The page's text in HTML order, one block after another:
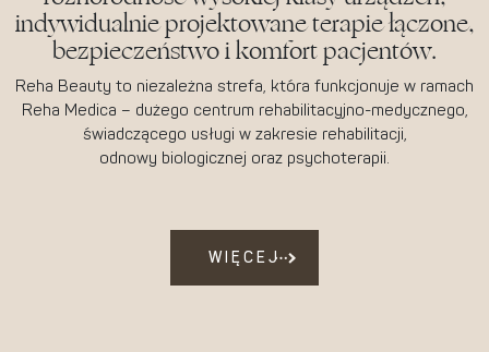
indywidualnie projektowane terapie łączone,
bezpieczeństwo i komfort pacjentów.
Reha Beauty to niezależna strefa, która funkcjonuje w ramach
Reha Medica – dużego centrum rehabilitacyjno-medycznego,
świadczącego usługi w zakresie rehabilitacji,
odnowy biologicznej oraz psychoterapii.
WIĘCEJ